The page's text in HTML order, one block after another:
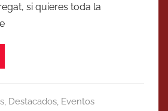
si quieres toda la
, Destacados, Eventos